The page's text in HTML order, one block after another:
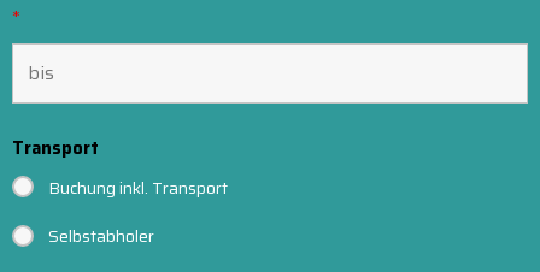
*
Transport
Buchung inkl. Transport
Selbstabholer